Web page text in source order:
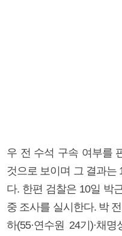
우 전 수석 구속 여부를
것으로 보이며 그 결과는
다. 한편 검찰은 10일 박
중 조사를 실시한다. 박
하(55·연수원 24기)·채